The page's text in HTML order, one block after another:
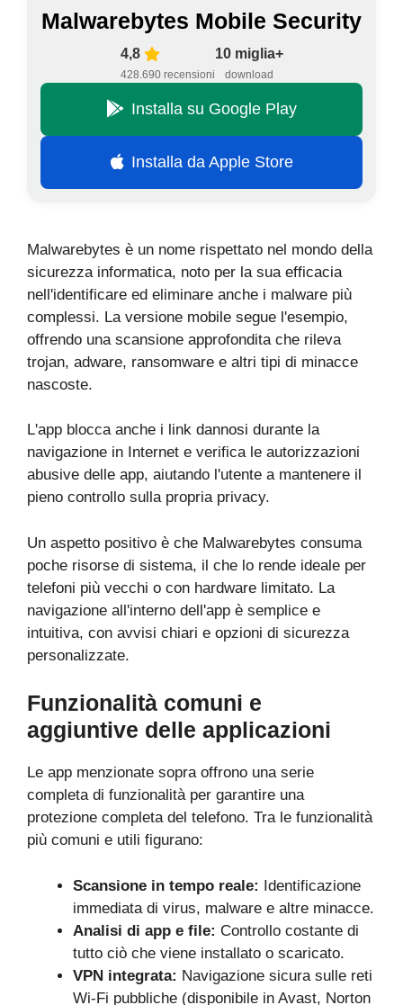
Malwarebytes Mobile Security
4,8
428.690 recensioni
10 miglia+
download
Installa su Google Play
Installa da Apple Store
Malwarebytes è un nome rispettato nel mondo della
sicurezza informatica, noto per la sua efficacia
nell'identificare ed eliminare anche i malware più
complessi. La versione mobile segue l'esempio,
offrendo una scansione approfondita che rileva
trojan, adware, ransomware e altri tipi di minacce
nascoste.
L'app blocca anche i link dannosi durante la
navigazione in Internet e verifica le autorizzazioni
abusive delle app, aiutando l'utente a mantenere il
pieno controllo sulla propria privacy.
Un aspetto positivo è che Malwarebytes consuma
poche risorse di sistema, il che lo rende ideale per
telefoni più vecchi o con hardware limitato. La
navigazione all'interno dell'app è semplice e
intuitiva, con avvisi chiari e opzioni di sicurezza
personalizzate.
Funzionalità comuni e
aggiuntive delle applicazioni
Le app menzionate sopra offrono una serie
completa di funzionalità per garantire una
protezione completa del telefono. Tra le funzionalità
più comuni e utili figurano:
Scansione in tempo reale: Identificazione
immediata di virus, malware e altre minacce.
Analisi di app e file: Controllo costante di
tutto ciò che viene installato o scaricato.
VPN integrata: Navigazione sicura sulle reti
Wi-Fi pubbliche (disponibile in Avast, Norton